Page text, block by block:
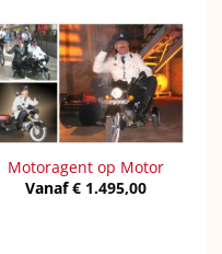
Motoragent op Motor
Vanaf€ 1.495,00